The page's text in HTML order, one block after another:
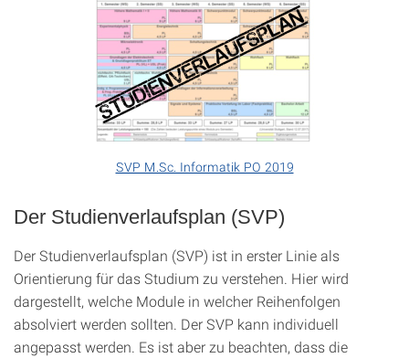
SVP M.Sc. Informatik PO 2019
Der Studienverlaufsplan (SVP)
Der Studienverlaufsplan (SVP) ist in erster Linie als
Orientierung für das Studium zu verstehen. Hier wird
dargestellt, welche Module in welcher Reihenfolgen
absolviert werden sollten. Der SVP kann individuell
angepasst werden. Es ist aber zu beachten, dass die